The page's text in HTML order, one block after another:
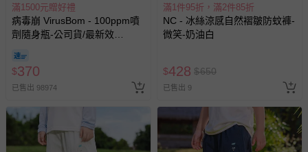
滿1500元贈好禮
病毒崩 VirusBom - 100ppm噴
劑隨身瓶-公司貨/最新效
$370
已售出 98974
滿1件95折，滿2件85折
NC - 冰絲涼感自然褶皺防蚊褲-
微笑-奶油白
$428 $650
已售出 9